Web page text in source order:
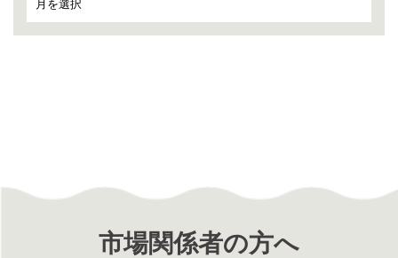
市場関係者の方へ